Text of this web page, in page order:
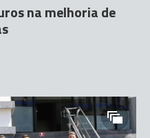
na melhoria de